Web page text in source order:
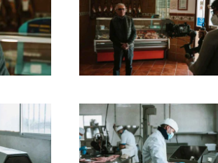
Ampliar
Ampliar